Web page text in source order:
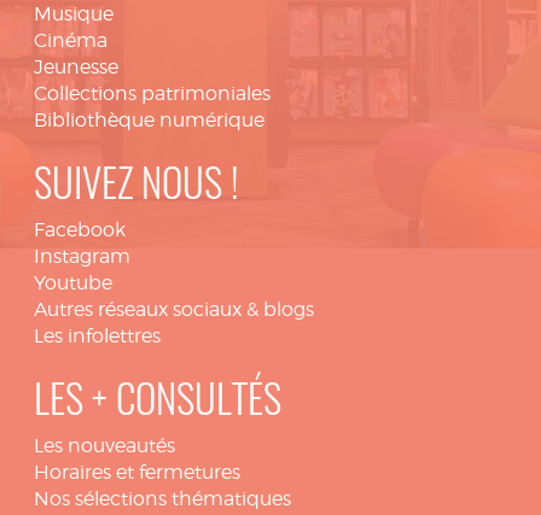
Musique
Cinéma
Jeunesse
Collections patrimoniales
Bibliothèque numérique
SUIVEZ NOUS !
Facebook
Instagram
Youtube
Autres réseaux sociaux & blogs
Les infolettres
LES + CONSULTÉS
Les nouveautés
Horaires et fermetures
Nos sélections thématiques